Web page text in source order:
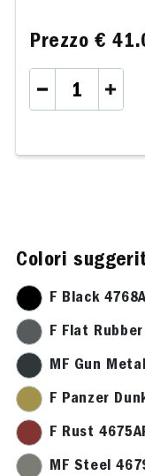
Prezzo€
Colori
F Black
F Flat Rubber
MF Gun
F Panzer
F Rust
MF Steel